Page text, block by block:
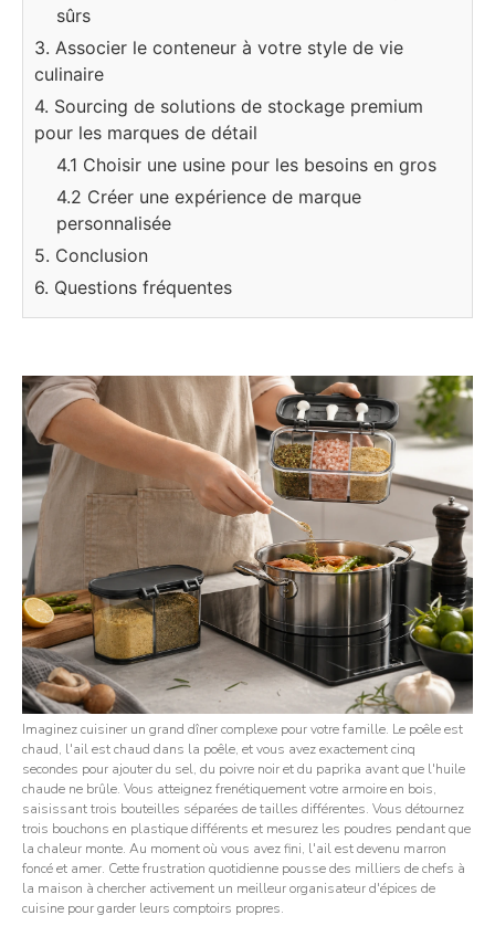
sûrs
3. Associer le conteneur à votre style de vie
culinaire
4. Sourcing de solutions de stockage premium
pour les marques de détail
4.1 Choisir une usine pour les besoins en gros
4.2 Créer une expérience de marque
personnalisée
5. Conclusion
6. Questions fréquentes
Imaginez cuisiner un grand dîner complexe pour votre famille. Le poêle est
chaud, l'ail est chaud dans la poêle, et vous avez exactement cinq
secondes pour ajouter du sel, du poivre noir et du paprika avant que l'huile
chaude ne brûle. Vous atteignez frenétiquement votre armoire en bois,
saisissant trois bouteilles séparées de tailles différentes. Vous détournez
trois bouchons en plastique différents et mesurez les poudres pendant que
la chaleur monte. Au moment où vous avez fini, l'ail est devenu marron
foncé et amer. Cette frustration quotidienne pousse des milliers de chefs à
la maison à chercher activement un meilleur organisateur d'épices de
cuisine pour garder leurs comptoirs propres.